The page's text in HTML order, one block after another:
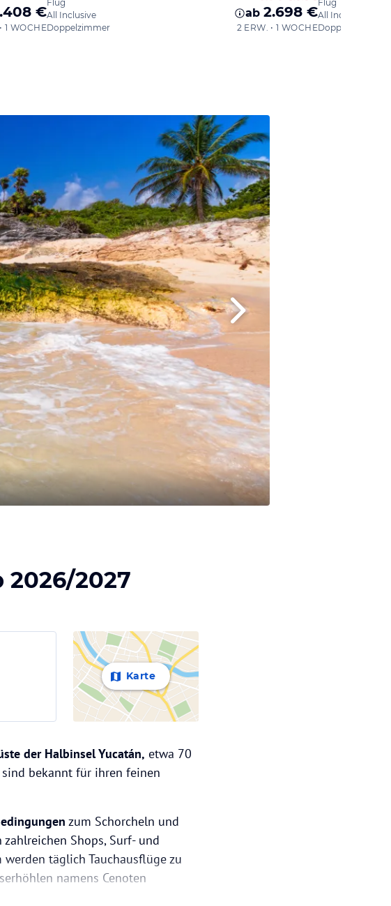
€
1 WOCHE
Flug
All Inclusive
Doppelzimmer
ab 2.698 €
2 ERW. • 1 WOCHE
Flug
All Inclusive
Doppelzimmer
2026/2027
Karte
der Halbinsel Yucatán, etwa 70
bekannt für ihren feinen
zum Schorcheln und
Shops, Surf- und
täglich Tauchausflüge zu
namens Cenoten